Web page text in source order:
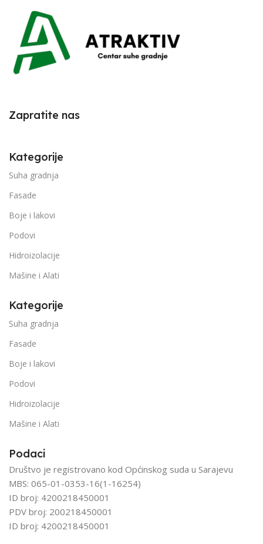
Zapratite nas
Kategorije
Suha gradnja
Fasade
Boje i lakovi
Podovi
Hidroizolacije
Mašine i Alati
Kategorije
Suha gradnja
Fasade
Boje i lakovi
Podovi
Hidroizolacije
Mašine i Alati
Podaci
Društvo je registrovano kod Općinskog suda u Sarajevu
MBS: 065-01-0353-16(1-16254)
ID broj: 4200218450001
PDV broj: 200218450001
ID broj: 4200218450001